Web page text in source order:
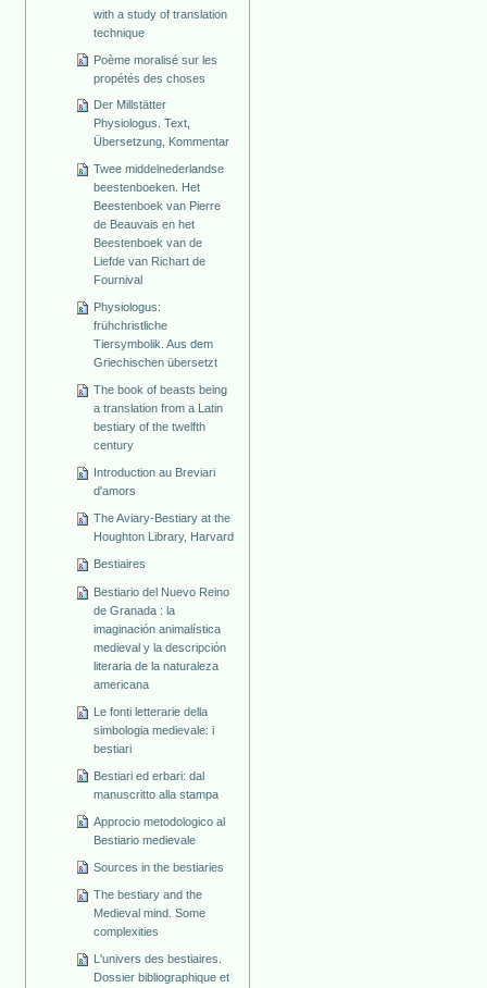
with a study of translation
technique
Poème moralisé sur les
propétés des choses
Der Millstätter
Physiologus. Text,
Übersetzung, Kommentar
Twee middelnederlandse
beestenboeken. Het
Beestenboek van Pierre
de Beauvais en het
Beestenboek van de
Liefde van Richart de
Fournival
Physiologus:
frühchristliche
Tiersymbolik. Aus dem
Griechischen übersetzt
The book of beasts being
a translation from a Latin
bestiary of the twelfth
century
Introduction au Breviari
d'amors
The Aviary-Bestiary at the
Houghton Library, Harvard
Bestiaires
Bestiario del Nuevo Reino
de Granada : la
imaginación animalística
medieval y la descripción
literaria de la naturaleza
americana
Le fonti letterarie della
simbologia medievale: i
bestiari
Bestiari ed erbari: dal
manuscritto alla stampa
Approcio metodologico al
Bestiario medievale
Sources in the bestiaries
The bestiary and the
Medieval mind. Some
complexities
L'univers des bestiaires.
Dossier bibliographique et